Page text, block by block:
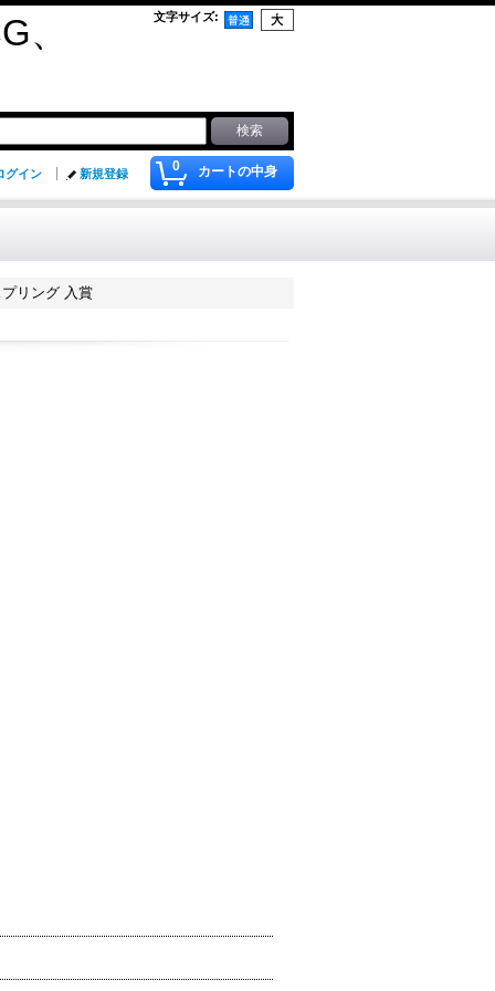
、 文字サイズ:
0 カートの中身
グイン 新規登録
リング 入賞